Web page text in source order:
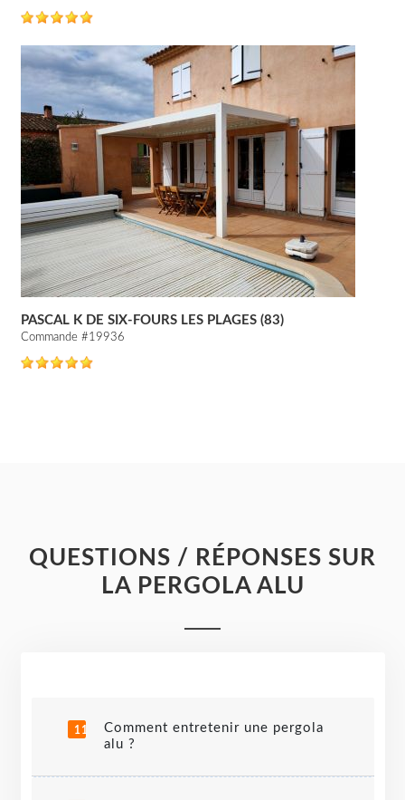
PASCAL K DE SIX-FOURS LES PLAGES (83)
Commande #19936
QUESTIONS / RÉPONSES SUR
LA PERGOLA ALU
1
Comment entretenir une pergola
alu ?